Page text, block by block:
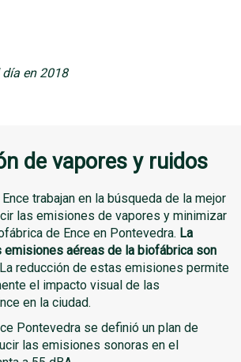
en 2018
de vapores y ruidos
trabajan en la búsqueda de la mejor
las emisiones de vapores y minimizar
de Ence en Pontevedra. La
emisiones aéreas de la biofábrica son
La reducción de estas emisiones permite
el impacto visual de las
en la ciudad.
Pontevedra se definió un plan de
las emisiones sonoras en el